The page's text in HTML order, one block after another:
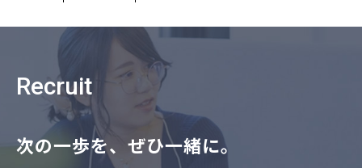
Recruit
次の⼀歩を、ぜひ⼀緒に。